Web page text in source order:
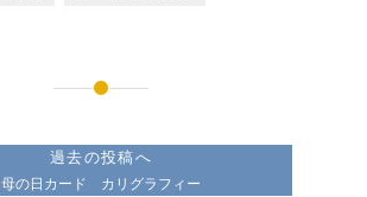
過去の投稿へ
母の日カード カリグラフィー